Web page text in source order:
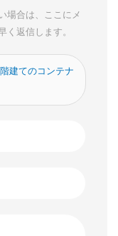
場合は、ここにメ
返信します。
建てのコンテナ